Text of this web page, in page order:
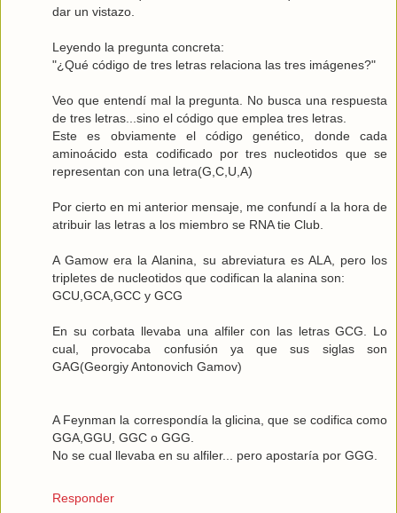
dar un vistazo.
Leyendo la pregunta concreta:
"¿Qué código de tres letras relaciona las tres imágenes?"
Veo que entendí mal la pregunta. No busca una respuesta
de tres letras...sino el código que emplea tres letras.
Este es obviamente elcódigo genético, donde cada
aminoácido esta codificado por tres nucleotidos que se
representan con una letra(G,C,U,A)
Por cierto en mi anterior mensaje, me confundí a la hora de
atribuir las letras a los miembro se RNA tie Club.
A Gamow era la Alanina, su abreviatura es ALA, pero los
tripletes de nucleotidos que codifican la alanina son:
GCU,GCA,GCC y GCG
En su corbata llevaba una alfiler con las letras GCG. Lo
cual, provocaba confusión ya que sus siglas son
GAG(Georgiy Antonovich Gamov)
A Feynman la correspondía la glicina, que se codifica como
GGA,GGU, GGC o GGG.
No se cual llevaba en su alfiler... pero apostaría por GGG.
Responder